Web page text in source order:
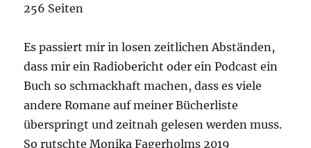
256 Seiten
Es passiert mir in losen zeitlichen Abständen,
dass mir ein Radiobericht oder ein Podcast ein
Buch so schmackhaft machen, dass es viele
andere Romane auf meiner Bücherliste
überspringt und zeitnah gelesen werden muss.
So rutschte Monika Fagerholms 2019